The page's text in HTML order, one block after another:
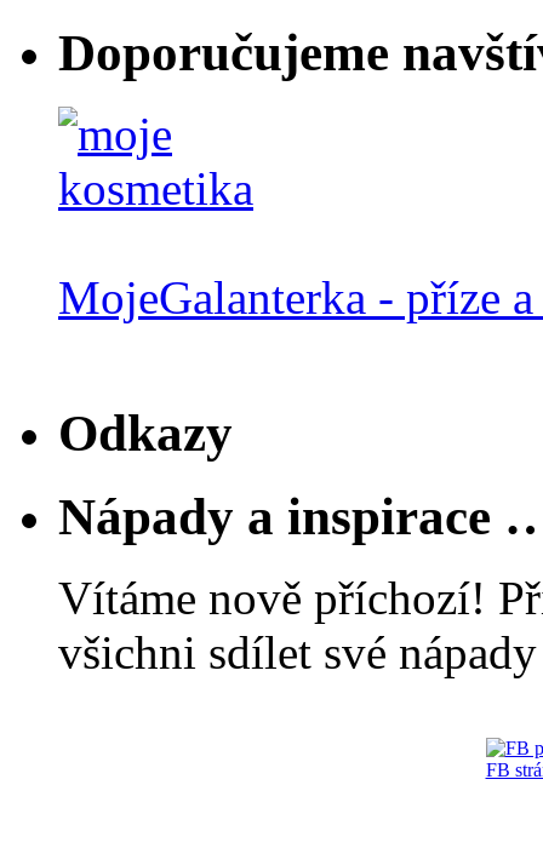
Doporučujeme
MojeGalanterka - příze
Odkazy
Nápady a inspirace
Vítáme nově příchozí!
všichni sdílet své
FB